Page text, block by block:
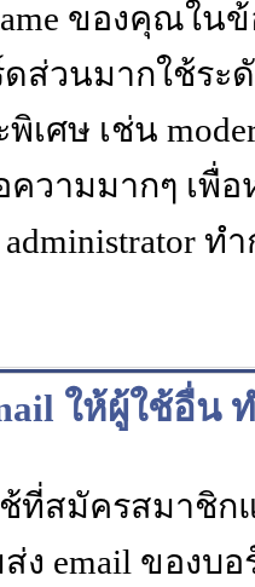
ของคุณใ
ส่วนมากใช้ร
เศษ เช่น
วามมากๆ เพื่
administrator
ให้ผู้ใช้อื่น
ที่สมัครสมาชิก
ง email ของ